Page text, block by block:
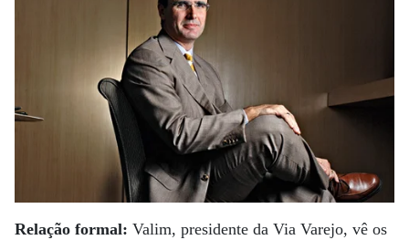
Relação formal: Valim, presidente da Via Varejo, vê os